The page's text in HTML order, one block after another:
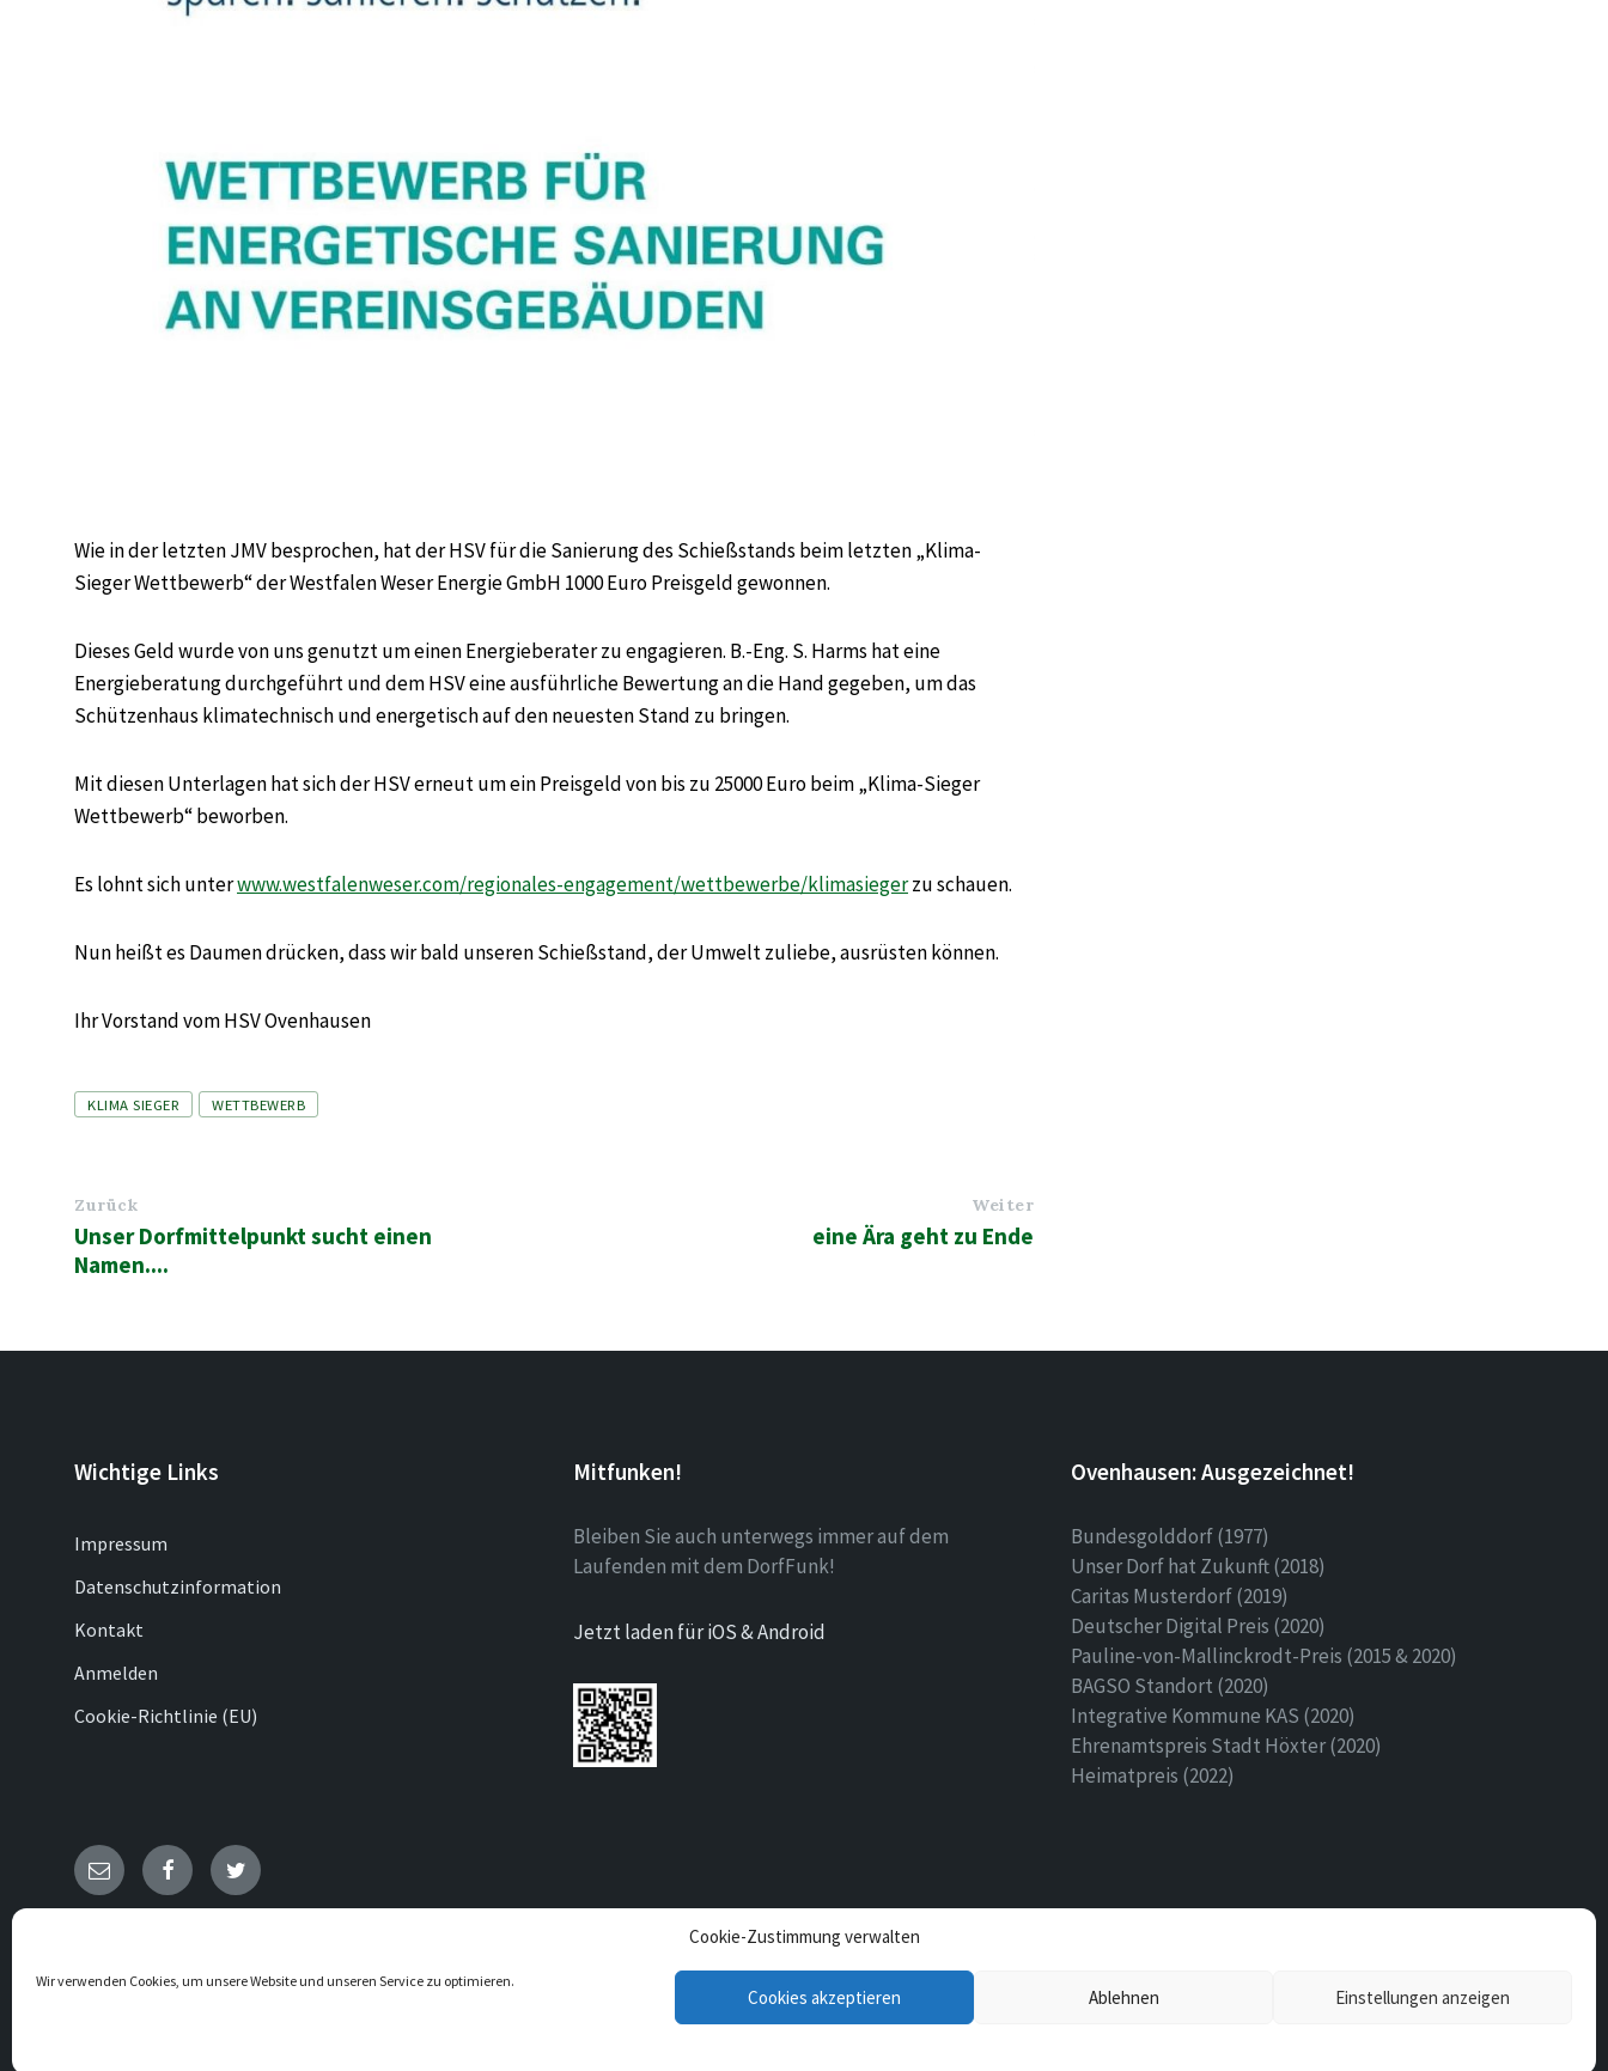
Cookie-Zustimmung verwalten
Wir verwenden Cookies, um unsere Website und unseren Service zu optimieren.
Cookies akzeptieren Ablehnen Einstellungen anzeigen
Wie in der letzten JMV besprochen, hat der HSV für die Sanierung des Schießstands beim letzten „Klima-
Sieger Wettbewerb“ der Westfalen Weser Energie GmbH 1000 Euro Preisgeld gewonnen.
Dieses Geld wurde von uns genutzt um einen Energieberater zu engagieren. B.-Eng. S. Harms hat eine
Energieberatung durchgeführt und dem HSV eine ausführliche Bewertung an die Hand gegeben, um das
Schützenhaus klimatechnisch und energetisch auf den neuesten Stand zu bringen.
Mit diesen Unterlagen hat sich der HSV erneut um ein Preisgeld von bis zu 25000 Euro beim „Klima-Sieger
Wettbewerb“ beworben.
Es lohnt sich unterwww.westfalenweser.com/regionales-engagement/wettbewerbe/klimasiegerzu schauen.
Nun heißt es Daumen drücken, dass wir bald unseren Schießstand, der Umwelt zuliebe, ausrüsten können.
Ihr Vorstand vom HSV Ovenhausen
Tags
KLIMA SIEGER WETTBEWERB
Zurück
Unser Dorfmittelpunkt sucht einen
Namen....
Weiter
eine Ära geht zu Ende
Wichtige Links
Impressum
Datenschutzinformation
Kontakt
Anmelden
Cookie-Richtlinie (EU)
Mitfunken!
Bleiben Sie auch unterwegs immer auf dem
Laufenden mit dem DorfFunk!
Jetzt laden für iOS & Android
Ovenhausen: Ausgezeichnet!
Bundesgolddorf (1977)
Unser Dorf hat Zukunft (2018)
Caritas Musterdorf (2019)
Deutscher Digital Preis (2020)
Pauline-von-Mallinckrodt-Preis (2015 & 2020)
BAGSO Standort (2020)
Integrative Kommune KAS (2020)
Ehrenamtspreis Stadt Höxter (2020)
Heimatpreis (2022)
E- FacebookTwitter